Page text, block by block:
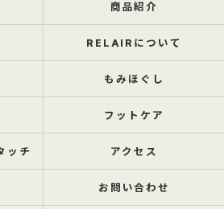
商品紹介
RELAIRについて
もみほぐし
フットケア
ッチ アクセス
お問い合わせ